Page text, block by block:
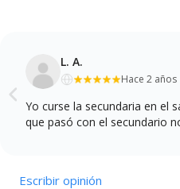
L. A.
Hace 2 años
Yo curse la secundaria en el
que pasó con el secundario
Escribir opinión